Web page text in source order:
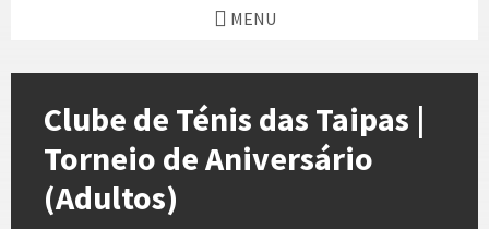
MENU
Clube de Ténis das Taipas |
Torneio de Aniversário
(Adultos)